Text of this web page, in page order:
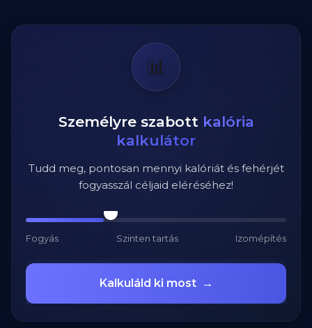
📊
Személyre szabott kalória
kalkulátor
Tudd meg, pontosan mennyi kalóriát és fehérjét
fogyasszál céljaid eléréséhez!
Fogyás Szinten tartás Izomépítés
Kalkuláld ki most →